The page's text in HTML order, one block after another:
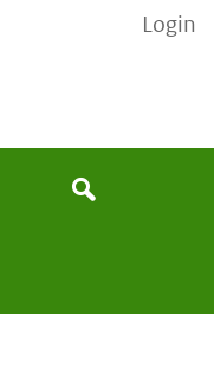
the
Search
Login